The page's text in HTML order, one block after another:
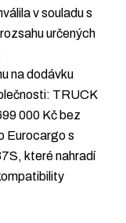
v souladu s
určených
na dodávku
TRUCK
000 Kč bez
Eurocargo s
které nahradí